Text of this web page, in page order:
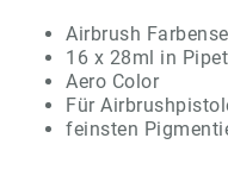
Airbrush
16 x 28ml in
Aero Color
Für
feinsten